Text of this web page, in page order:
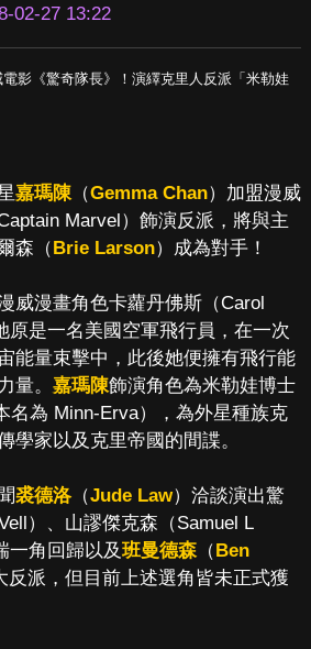
02-27 13:22
嘉瑪陳（Gemma Chan）加盟漫威
Marvel）飾演反派，將與主
森（Brie Larson）成為對手！
威漫畫角色卡蘿丹佛斯（Carol
原是一名美國空軍飛行員，在一次
能量束擊中，此後她便擁有飛行能
量。 嘉瑪陳飾演角色為米勒娃博士
名為 Minn-Erva），為外星種族克
學家以及克里帝國的間諜。
裘德洛（Jude Law）洽談演出驚
）、山謬傑克森（Samuel L
一角回歸以及班曼德森（Ben
反派，但目前上述選角皆未正式獲